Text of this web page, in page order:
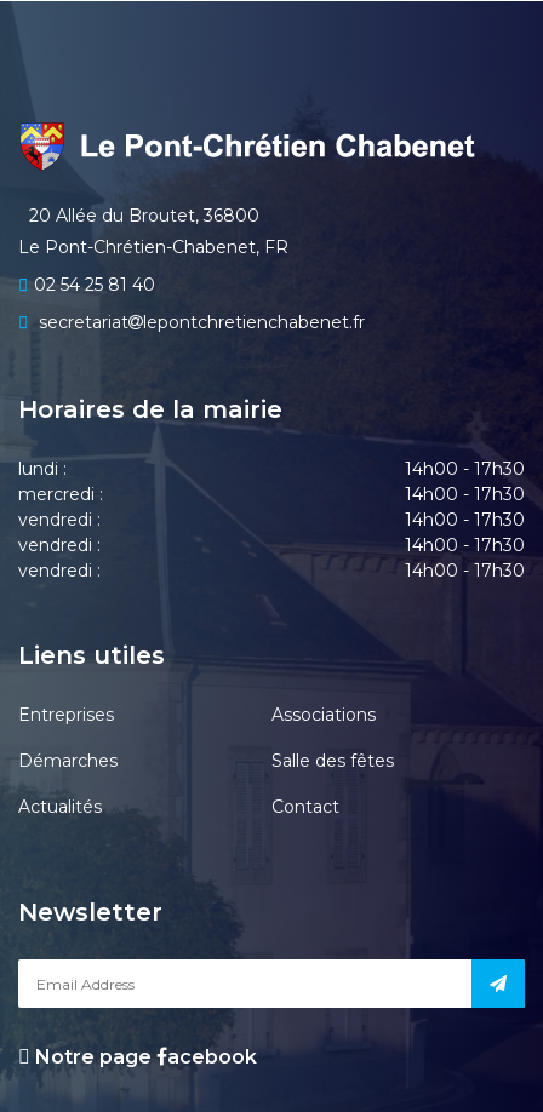
20 Allée du Broutet, 36800
Le Pont-Chrétien-Chabenet, FR
02 54 25 81 40
secretariat
lepontchretienchabenet.fr
Horaires de la mairie
lundi :
14h00 - 17h30
mercredi :
14h00 - 17h30
vendredi :
14h00 - 17h30
vendredi :
14h00 - 17h30
vendredi :
14h00 - 17h30
Liens utiles
Entreprises Associations
Démarches Salle des fêtes
Actualités Contact
Newsletter
Notre page acebook